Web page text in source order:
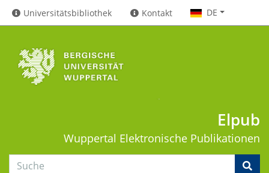
Universitätsbibliothek Kontakt DE
Elpub
Wuppertal Elektronische Publikationen